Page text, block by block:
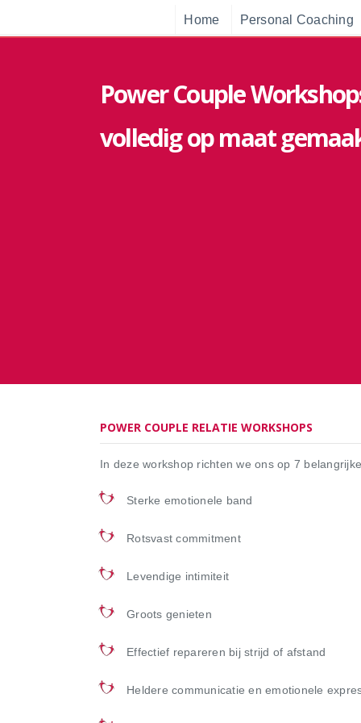
Home Personal Coaching
Power Couple
volledig op maat
POWER COUPLE RELATIE WORKSHOPS
In deze workshop richten we ons op 7
Sterke emotionele band
Rotsvast commitment
Levendige intimiteit
Groots genieten
Effectief repareren bij strijd of afstand
Heldere communicatie en emotionele